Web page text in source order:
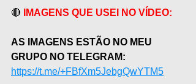
🔴 IMAGENS QUE USEI NO VÍDEO:
AS IMAGENS ESTÃO NO MEU
GRUPO NO TELEGRAM:
https://t.me/+FBfXm5JebgQwYTM5